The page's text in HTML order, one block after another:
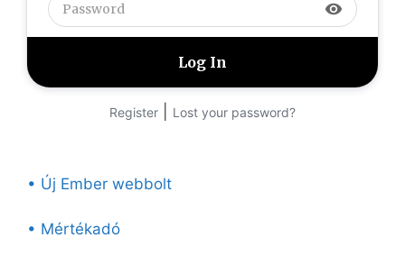
visibility
Register Lost your password?
• Új Ember webbolt
• Mértékadó